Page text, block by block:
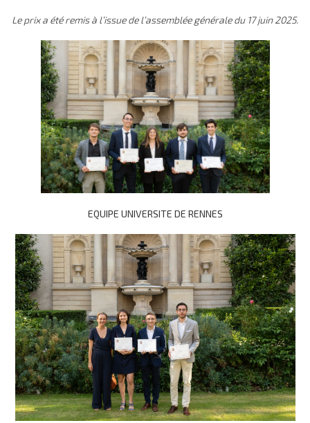
Le prix a été remis à l’issue de l’assemblée générale du 17 juin 2025.
EQUIPE UNIVERSITE DE RENNES